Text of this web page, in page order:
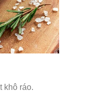
khô ráo.